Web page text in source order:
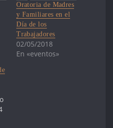
Oratoria de Madres
y Familiares en el
Día de los
Trabajadores
02/05/2018
En «eventos»